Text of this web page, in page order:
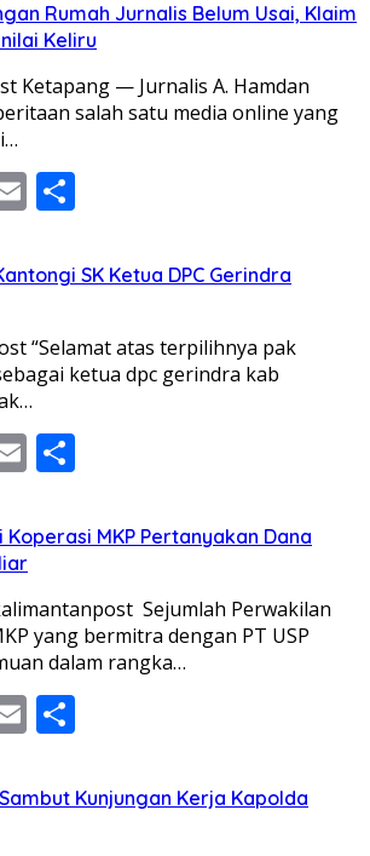
Rumah Jurnalis Belum Usai, Klaim
Keliru
Ketapang — Jurnalis A. Hamdan
salah satu media online yang
Email
SK Ketua DPC Gerindra
“Selamat atas terpilihnya pak
ketua dpc gerindra kab
Email
MKP Pertanyakan Dana
Sejumlah Perwakilan
yang bermitra dengan PT USP
dalam rangka…
Email
Kunjungan Kerja Kapolda